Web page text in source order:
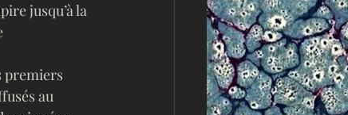
jusqu’à la
premiers
au